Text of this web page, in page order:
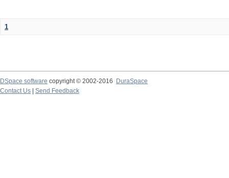
1
DSpace software copyright © 2002-2016
DuraSpace
Contact Us
Send Feedback